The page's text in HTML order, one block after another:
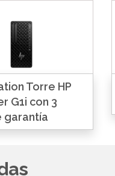
Torre HP
G1i con 3
garantía